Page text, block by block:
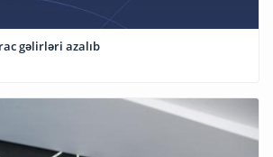
gəlirləri azalıb